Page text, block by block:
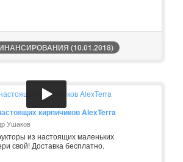
(10.01.2018)
кирпичиков AlexTerra
Ушаков
из настоящих маленьких
свой! Доставка бесплатно.